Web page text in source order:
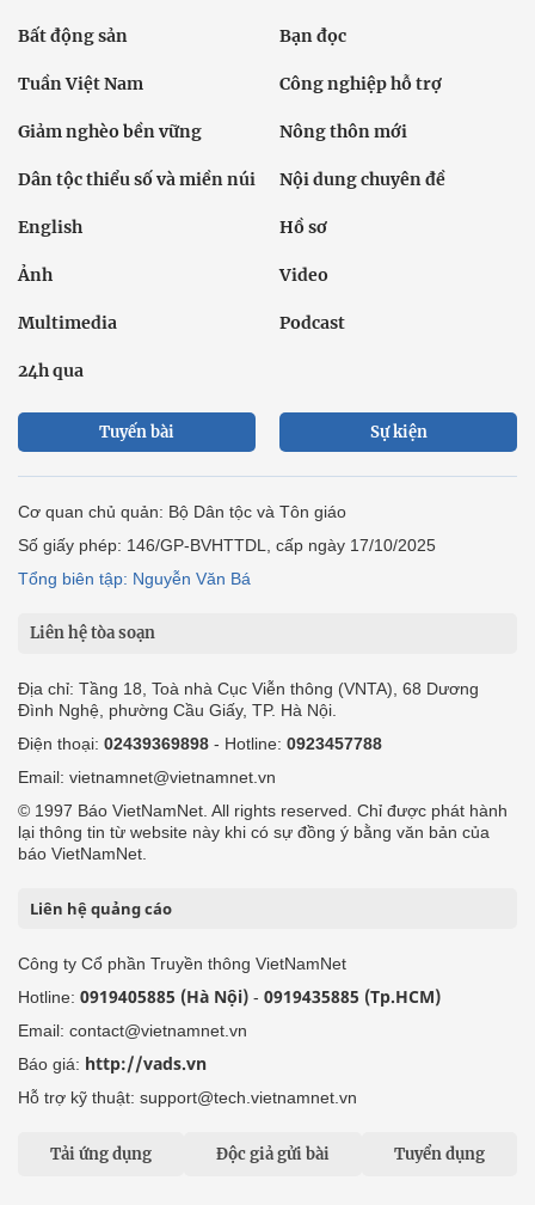
Bất động sản Bạn đọc
Tuần Việt Nam Công nghiệp hỗ trợ
Giảm nghèo bền vững Nông thôn mới
Dân tộc thiểu số và miền núi Nội dung chuyên đề
English Hồ sơ
Ảnh Video
Multimedia Podcast
24h qua
Tuyến bài Sự kiện
Cơ quan chủ quản: Bộ Dân tộc và Tôn giáo
Số giấy phép: 146/GP-BVHTTDL, cấp ngày 17/10/2025
Tổng biên tập: Nguyễn Văn Bá
Liên hệ tòa soạn
Địa chỉ: Tầng 18, Toà nhà Cục Viễn thông (VNTA), 68 Dương
Đình Nghệ, phường Cầu Giấy, TP. Hà Nội.
Điện thoại: 02439369898 - Hotline: 0923457788
Email: vietnamnet@vietnamnet.vn
© 1997 Báo VietNamNet. All rights reserved. Chỉ được phát hành
lại thông tin từ website này khi có sự đồng ý bằng văn bản của
báo VietNamNet.
Liên hệ quảng cáo
Công ty Cổ phần Truyền thông VietNamNet
Hotline: 0919405885 (Hà Nội) - 0919435885 (Tp.HCM)
Email: contact@vietnamnet.vn
Báo giá: http://vads.vn
Hỗ trợ kỹ thuật: support@tech.vietnamnet.vn
Tải ứng dụng Độc giả gửi bài Tuyển dụng